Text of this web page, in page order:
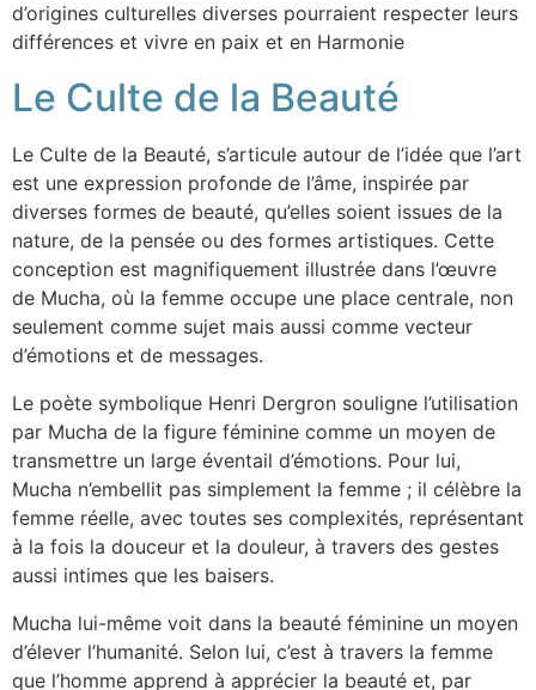
d’origines culturelles diverses pourraient respecter leurs
différences et vivre en paix et en Harmonie
Le Culte de la Beauté
Le Culte de la Beauté, s’articule autour de l’idée que l’art
est une expression profonde de l’âme, inspirée par
diverses formes de beauté, qu’elles soient issues de la
nature, de la pensée ou des formes artistiques. Cette
conception est magnifiquement illustrée dans l’œuvre
de Mucha, où la femme occupe une place centrale, non
seulement comme sujet mais aussi comme vecteur
d’émotions et de messages.
Le poète symbolique Henri Dergron souligne l’utilisation
par Mucha de la figure féminine comme un moyen de
transmettre un large éventail d’émotions. Pour lui,
Mucha n’embellit pas simplement la femme ; il célèbre la
femme réelle, avec toutes ses complexités, représentant
à la fois la douceur et la douleur, à travers des gestes
aussi intimes que les baisers.
Mucha lui-même voit dans la beauté féminine un moyen
d’élever l’humanité. Selon lui, c’est à travers la femme
que l’homme apprend à apprécier la beauté et, par